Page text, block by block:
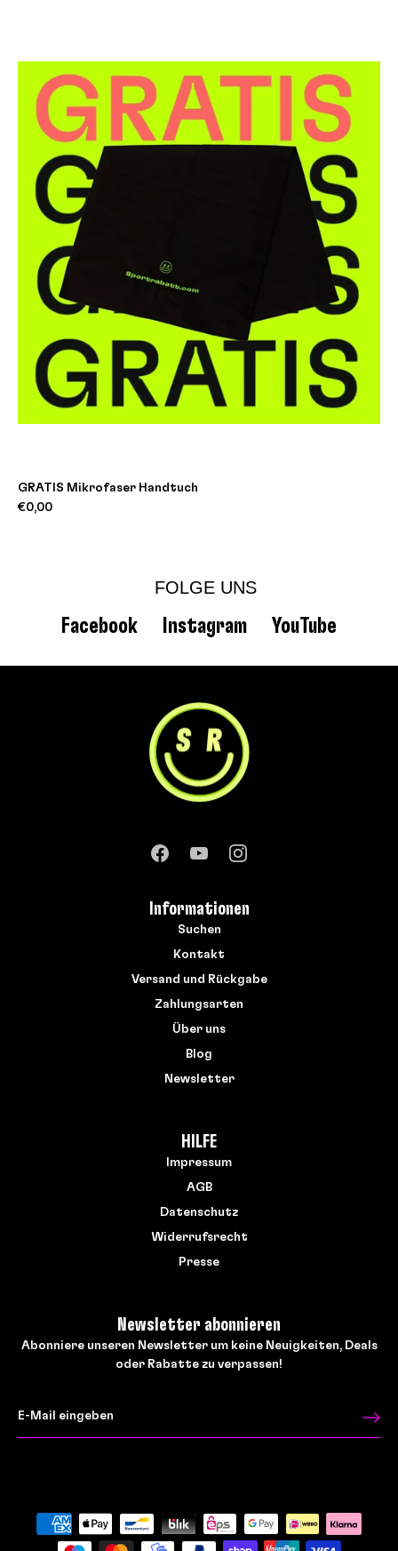
GRATIS Mikrofaser Handtuch
€0,00
FOLGE UNS
Facebook Instagram YouTube
Informationen
Suchen
Kontakt
Versand und Rückgabe
Zahlungsarten
Über uns
Blog
Newsletter
HILFE
Impressum
AGB
Datenschutz
Widerrufsrecht
Presse
Newsletter abonnieren
Abonniere unseren Newsletter um keine Neuigkeiten, Deals
oder Rabatte zu verpassen!